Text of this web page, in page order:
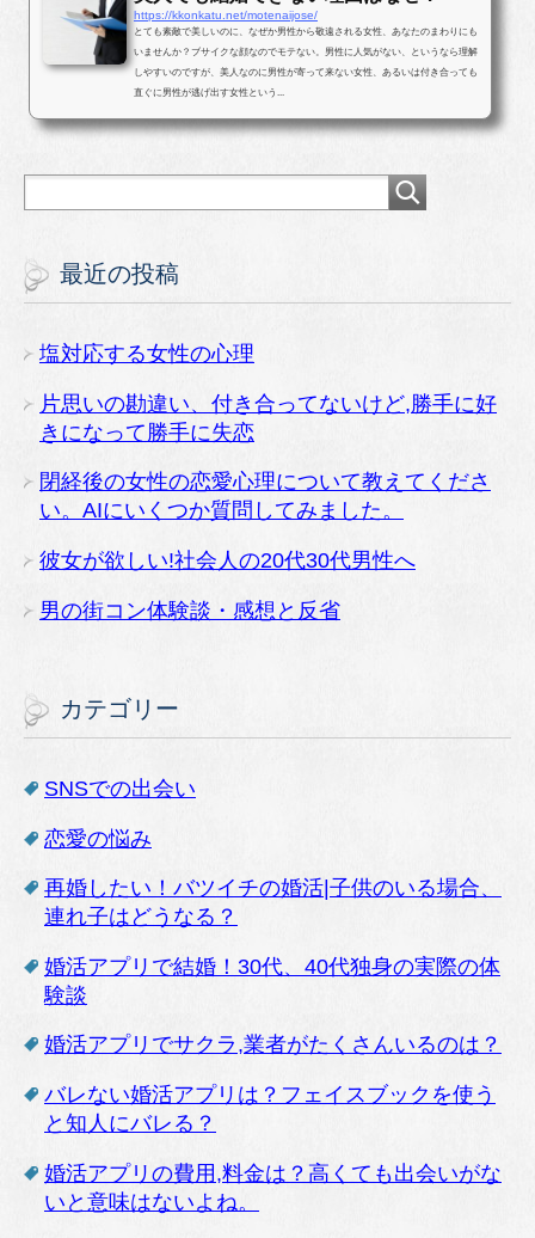
https://kkonkatu.net/motenaijose/
とても素敵で美しいのに、なぜか男性から敬遠される女性、あなたのまわりにも
いませんか？ブサイクな顔なのでモテない。男性に人気がない、というなら理解
しやすいのですが、美人なのに男性が寄って来ない女性、あるいは付き合っても
直ぐに男性が逃げ出す女性という...
最近の投稿
塩対応する女性の心理
片思いの勘違い、付き合ってないけど,勝手に好
きになって勝手に失恋
閉経後の女性の恋愛心理について教えてくださ
い。AIにいくつか質問してみました。
彼女が欲しい!社会人の20代30代男性へ
男の街コン体験談・感想と反省
カテゴリー
SNSでの出会い
恋愛の悩み
再婚したい！バツイチの婚活|子供のいる場合、
連れ子はどうなる？
婚活アプリで結婚！30代、40代独身の実際の体
験談
婚活アプリでサクラ,業者がたくさんいるのは？
バレない婚活アプリは？フェイスブックを使う
と知人にバレる？
婚活アプリの費用,料金は？高くても出会いがな
いと意味はないよね。